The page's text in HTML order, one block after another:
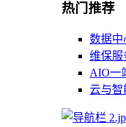
热门推荐
数据中
维保服
AIO一
云与智